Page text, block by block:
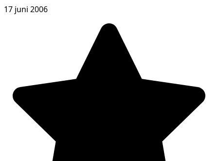
17 juni 2006